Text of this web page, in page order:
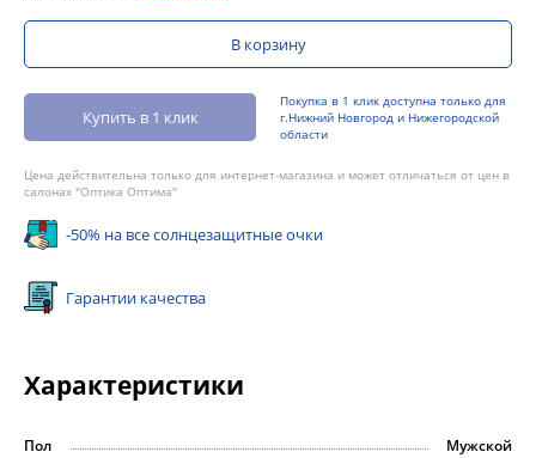
В корзину
Купить в 1 клик
Покупка в 1 клик доступна только для
г.Нижний Новгород и Нижегородской
области
Цена действительна только для интернет-магазина и может отличаться от цен в
салонах "Оптика Оптима"
-50% на все солнцезащитные очки
Гарантии качества
Характеристики
Пол
Мужской